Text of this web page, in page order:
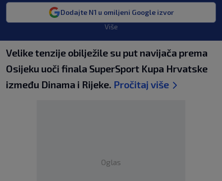
Dodajte N1 u omiljeni Google izvor
Više
Velike tenzije obilježile su put navijača prema
Osijeku uoči finala SuperSport Kupa Hrvatske
između Dinama i Rijeke. Pročitaj više
Oglas